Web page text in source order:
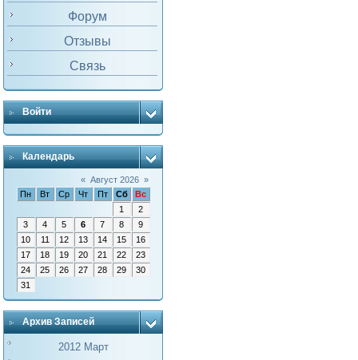
Форум
Отзывы
Связь
Войти
Календарь
« Август 2026 »
Пн
Вт Ср Чт Пт Сб
Вс
1
2
3
4 5 6 7 8
9
10
11 12 13 14 15
16
17
18 19 20 21 22
23
24
25 26 27 28 29
30
31
Архив Записей
2012 Март